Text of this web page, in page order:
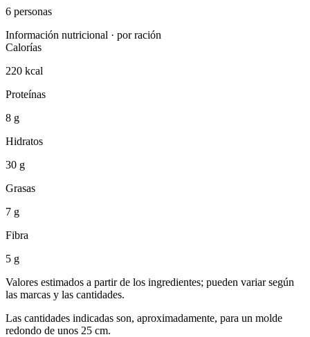
6 personas
Información nutricional · por ración
Calorías
220 kcal
Proteínas
8 g
Hidratos
30 g
Grasas
7 g
Fibra
5 g
Valores estimados a partir de los ingredientes; pueden variar según
las marcas y las cantidades.
Las cantidades indicadas son, aproximadamente, para un molde
redondo de unos 25 cm.